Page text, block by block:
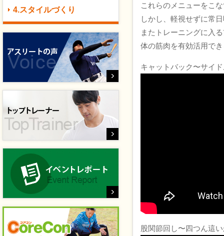
4.スタイルづくり
これらのメニューをこ
しかし、軽視せずに常
またトレーニングに入
体の筋肉を有効活用で
キャットバック〜サイ
股関節回し〜四つん這